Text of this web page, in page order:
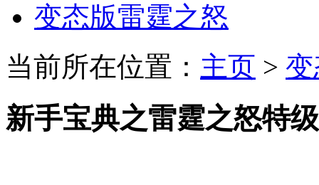
变态版雷霆之怒
当前所在位置： 主页 >
新手宝典之雷霆之怒特